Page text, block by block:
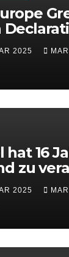
Peace
2025
hat 16
zu
2025